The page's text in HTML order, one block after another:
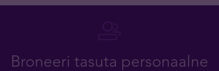
Broneeri tasuta personaalne